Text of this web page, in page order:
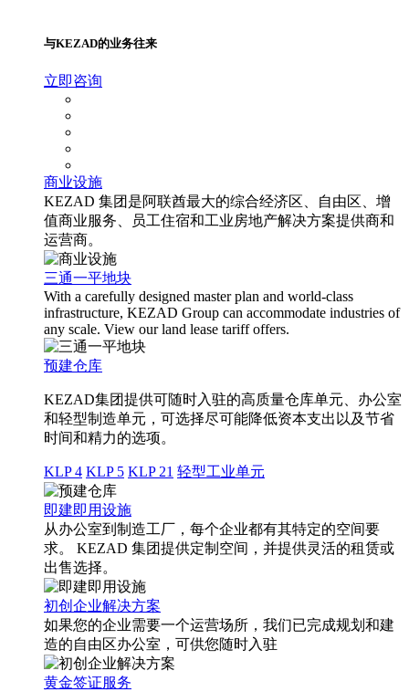
与KEZAD的业务往来
立即咨询
商业设施
KEZAD 集团是阿联酋最大的综合经济区、自由区、增
值商业服务、员工住宿和工业房地产解决方案提供商和
运营商。
三通一平地块
With a carefully designed master plan and world-class
infrastructure, KEZAD Group can accommodate industries of
any scale. View our land lease tariff offers.
预建仓库
KEZAD集团提供可随时入驻的高质量仓库单元、办公室
和轻型制造单元，可选择尽可能降低资本支出以及节省
时间和精力的选项。
KLP 4 KLP 5 KLP 21 轻型工业单元
即建即用设施
从办公室到制造工厂，每个企业都有其特定的空间要
求。 KEZAD 集团提供定制空间，并提供灵活的租赁或
出售选择。
初创企业解决方案
如果您的企业需要一个运营场所，我们已完成规划和建
造的自由区办公室，可供您随时入驻
黄金签证服务